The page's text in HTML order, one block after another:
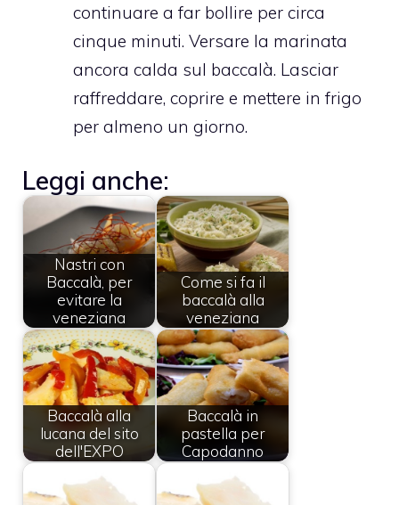
continuare a far bollire per circa
cinque minuti. Versare la marinata
ancora calda sul baccalà. Lasciar
raffreddare, coprire e mettere in frigo
per almeno un giorno.
Leggi anche:
Nastri con
Baccalà, per
evitare la
veneziana
Come si fa il
baccalà alla
veneziana
Baccalà alla
lucana del sito
dell'EXPO
Baccalà in
pastella per
Capodanno